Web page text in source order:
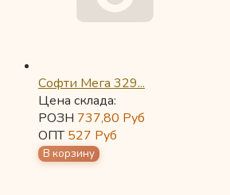
Софти Мега 329...
Цена склада:
РОЗН 737,80 Руб
ОПТ527 Руб